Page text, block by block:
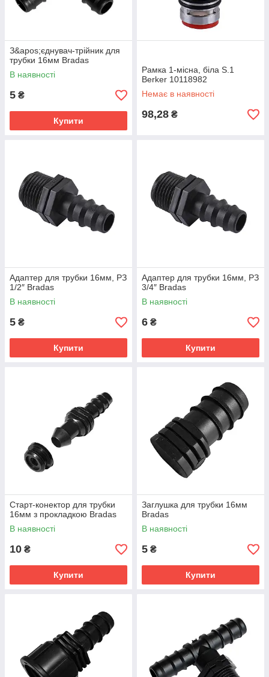
З&apos;єднувач-трійник для
трубки 16мм Bradas
В наявності
5 ₴
Купити
Рамка 1-місна, біла S.1
Berker 10118982
Немає в наявності
98,28 ₴
Адаптер для трубки 16мм, РЗ
1/2″ Bradas
В наявності
5 ₴
Купити
Адаптер для трубки 16мм, РЗ
3/4″ Bradas
В наявності
6 ₴
Купити
Старт-конектор для трубки
16мм з прокладкою Bradas
В наявності
10 ₴
Купити
Заглушка для трубки 16мм
Bradas
В наявності
5 ₴
Купити